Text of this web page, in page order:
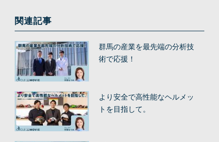
関連記事
群馬の産業を最先端の分析技
術で応援！
より安全で高性能なヘルメッ
トを目指して。